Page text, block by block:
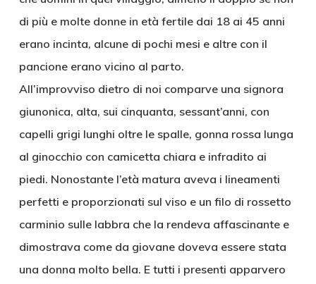
di più e molte donne in età fertile dai 18 ai 45 anni
erano incinta, alcune di pochi mesi e altre con il
pancione erano vicino al parto.
All’improvviso dietro di noi comparve una signora
giunonica, alta, sui cinquanta, sessant’anni, con
capelli grigi lunghi oltre le spalle, gonna rossa lunga
al ginocchio con camicetta chiara e infradito ai
piedi. Nonostante l’età matura aveva i lineamenti
perfetti e proporzionati sul viso e un filo di rossetto
carminio sulle labbra che la rendeva affascinante e
dimostrava come da giovane doveva essere stata
una donna molto bella. E tutti i presenti apparvero